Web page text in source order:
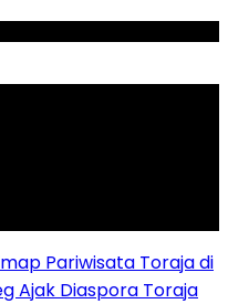
Pariwisata Toraja di
Ajak Diaspora Toraja